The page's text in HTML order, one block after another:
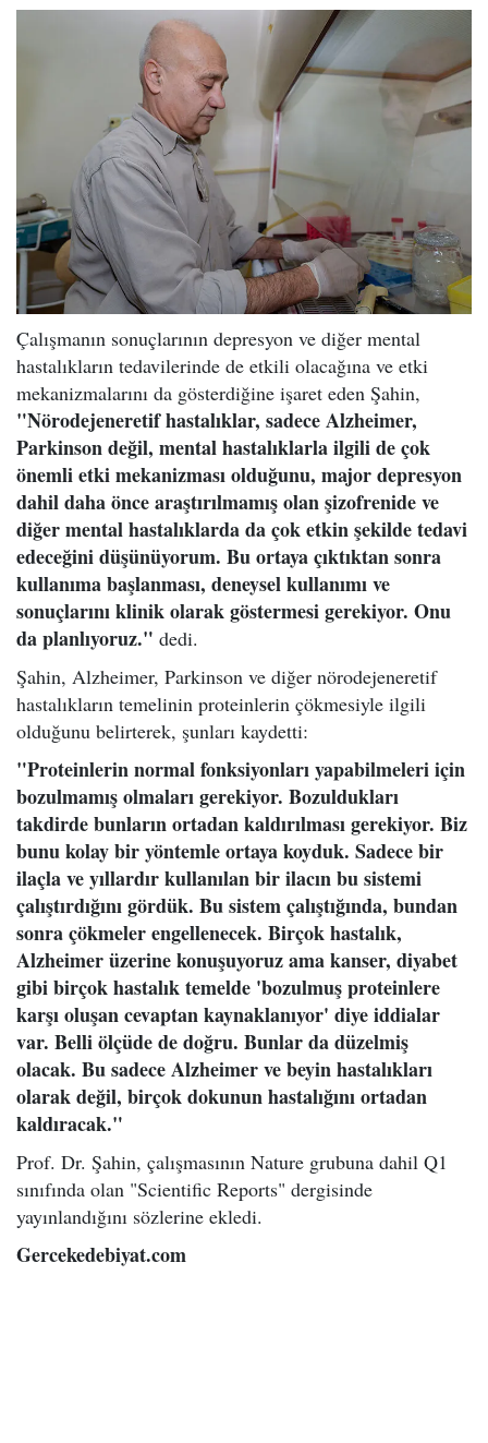
Çalışmanın sonuçlarının depresyon ve diğer mental
hastalıkların tedavilerinde de etkili olacağına ve etki
mekanizmalarını da gösterdiğine işaret eden Şahin,
"Nörodejeneretif hastalıklar, sadece Alzheimer,
Parkinson değil, mental hastalıklarla ilgili de çok
önemli etki mekanizması olduğunu, major depresyon
dahil daha önce araştırılmamış olan şizofrenide ve
diğer mental hastalıklarda da çok etkin şekilde tedavi
edeceğini düşünüyorum. Bu ortaya çıktıktan sonra
kullanıma başlanması, deneysel kullanımı ve
sonuçlarını klinik olarak göstermesi gerekiyor. Onu
da planlıyoruz." dedi.
Şahin, Alzheimer, Parkinson ve diğer nörodejeneretif
hastalıkların temelinin proteinlerin çökmesiyle ilgili
olduğunu belirterek, şunları kaydetti:
"Proteinlerin normal fonksiyonları yapabilmeleri için
bozulmamış olmaları gerekiyor. Bozuldukları
takdirde bunların ortadan kaldırılması gerekiyor. Biz
bunu kolay bir yöntemle ortaya koyduk. Sadece bir
ilaçla ve yıllardır kullanılan bir ilacın bu sistemi
çalıştırdığını gördük. Bu sistem çalıştığında, bundan
sonra çökmeler engellenecek. Birçok hastalık,
Alzheimer üzerine konuşuyoruz ama kanser, diyabet
gibi birçok hastalık temelde 'bozulmuş proteinlere
karşı oluşan cevaptan kaynaklanıyor' diye iddialar
var. Belli ölçüde de doğru. Bunlar da düzelmiş
olacak. Bu sadece Alzheimer ve beyin hastalıkları
olarak değil, birçok dokunun hastalığını ortadan
kaldıracak."
Prof. Dr. Şahin, çalışmasının Nature grubuna dahil Q1
sınıfında olan "Scientific Reports" dergisinde
yayınlandığını sözlerine ekledi.
Gercekedebiyat.com